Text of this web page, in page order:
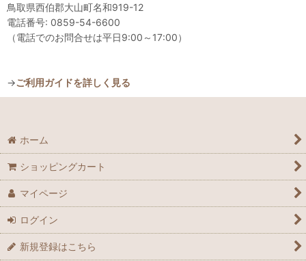
鳥取県西伯郡大山町名和919-12
電話番号: 0859-54-6600
（電話でのお問合せは平日9:00～17:00）
→ご利用ガイドを詳しく見る
ホーム
ショッピングカート
マイページ
ログイン
新規登録はこちら